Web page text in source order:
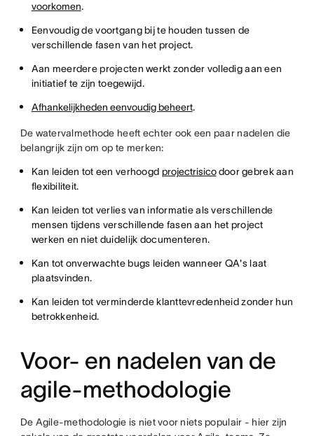
voorkomen.
Eenvoudig de voortgang bij te houden tussen de
verschillende fasen van het project.
Aan meerdere projecten werkt zonder volledig aan een
initiatief te zijn toegewijd.
Afhankelijkheden eenvoudig beheert.
De watervalmethode heeft echter ook een paar nadelen die
belangrijk zijn om op te merken:
Kan leiden tot een verhoogd projectrisicodoor gebrek aan
flexibiliteit.
Kan leiden tot verlies van informatie als verschillende
mensen tijdens verschillende fasen aan het project
werken en niet duidelijk documenteren.
Kan tot onverwachte bugs leiden wanneer QA's laat
plaatsvinden.
Kan leiden tot verminderde klanttevredenheid zonder hun
betrokkenheid.
Voor- en nadelen van de
agile-methodologie
De Agile-methodologie is niet voor niets populair - hier zijn